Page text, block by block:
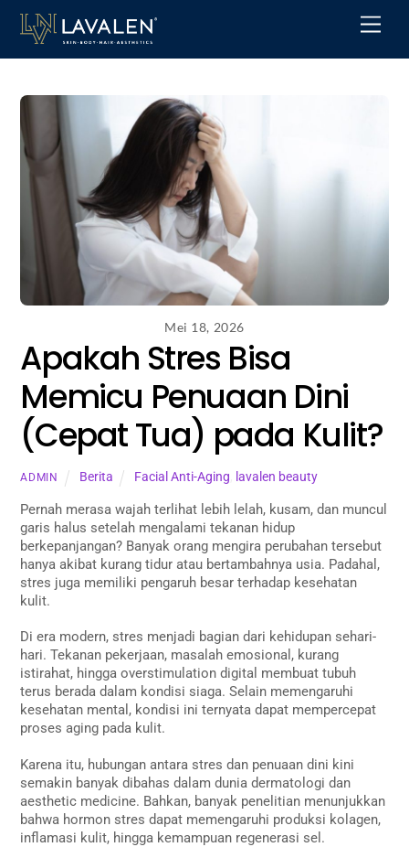
content
Mei 18, 2026
Apakah Stres Bisa
Memicu Penuaan Dini
(Cepat Tua) pada Kulit?
ADMIN Berita Facial Anti-Aging lavalen beauty
Pernah merasa wajah terlihat lebih lelah, kusam, dan muncul
garis halus setelah mengalami tekanan hidup
berkepanjangan? Banyak orang mengira perubahan tersebut
hanya akibat kurang tidur atau bertambahnya usia. Padahal,
stres juga memiliki pengaruh besar terhadap kesehatan
kulit.
Di era modern, stres menjadi bagian dari kehidupan sehari-
hari. Tekanan pekerjaan, masalah emosional, kurang
istirahat, hingga overstimulation digital membuat tubuh
terus berada dalam kondisi siaga. Selain memengaruhi
kesehatan mental, kondisi ini ternyata dapat mempercepat
proses aging pada kulit.
Karena itu, hubungan antara stres dan penuaan dini kini
semakin banyak dibahas dalam dunia dermatologi dan
aesthetic medicine. Bahkan, banyak penelitian menunjukkan
bahwa hormon stres dapat memengaruhi produksi kolagen,
inflamasi kulit, hingga kemampuan regenerasi sel.